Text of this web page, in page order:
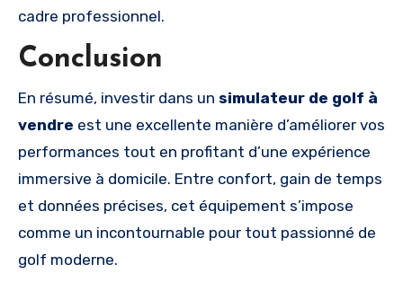
cadre professionnel.
Conclusion
En résumé, investir dans un simulateur de golf à
vendre est une excellente manière d’améliorer vos
performances tout en profitant d’une expérience
immersive à domicile. Entre confort, gain de temps
et données précises, cet équipement s’impose
comme un incontournable pour tout passionné de
golf moderne.